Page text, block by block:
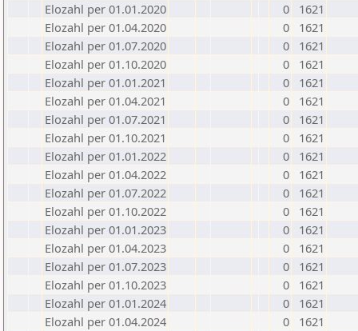
Elozahl per 01.01.2020
0
1621
Elozahl per 01.04.2020
0
1621
Elozahl per 01.07.2020
0
1621
Elozahl per 01.10.2020
0
1621
Elozahl per 01.01.2021
0
1621
Elozahl per 01.04.2021
0
1621
Elozahl per 01.07.2021
0
1621
Elozahl per 01.10.2021
0
1621
Elozahl per 01.01.2022
0
1621
Elozahl per 01.04.2022
0
1621
Elozahl per 01.07.2022
0
1621
Elozahl per 01.10.2022
0
1621
Elozahl per 01.01.2023
0
1621
Elozahl per 01.04.2023
0
1621
Elozahl per 01.07.2023
0
1621
Elozahl per 01.10.2023
0
1621
Elozahl per 01.01.2024
0
1621
Elozahl per 01.04.2024
0
1621